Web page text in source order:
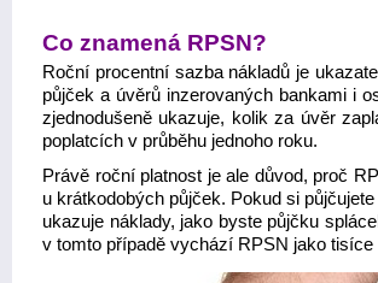
Co znamená RPSN?
Roční procentní sazba nákladů je
půjček a úvěrů inzerovaných bankami i
zjednodušeně ukazuje, kolik za úvěr
poplatcích v průběhu jednoho roku.
Právě roční platnost je ale důvod, proč
u krátkodobých půjček. Pokud si
ukazuje náklady, jako byste půjčku
v tomto případě vychází RPSN jako tisíce